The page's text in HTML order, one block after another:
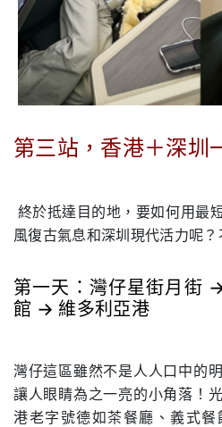
第三站，⾹港＋深圳
終於抵達⽬的地，要如何⽤最
⾵復古氣息和深圳現代活⼒呢？
第⼀天：灣仔星街⽉街
館 → 維多利亞港
灣仔這區雖然不是⼈⼈⼝中的
讓⼈眼睛為之⼀亮的⼩⻆落！
港⽼字號德如茶餐廳、義式